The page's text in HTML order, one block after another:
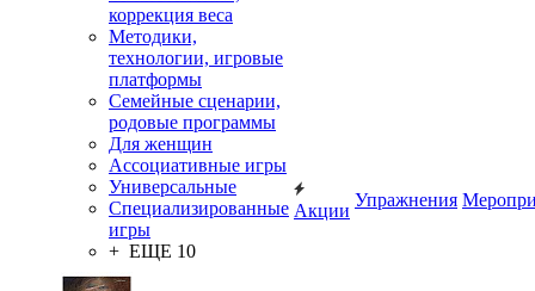
коррекция веса
Методики,
технологии, игровые
платформы
Семейные сценарии,
родовые программы
Для женщин
Ассоциативные игры
Универсальные
Специализированные
игры
+ ЕЩЕ 10
Акции
Упражнения